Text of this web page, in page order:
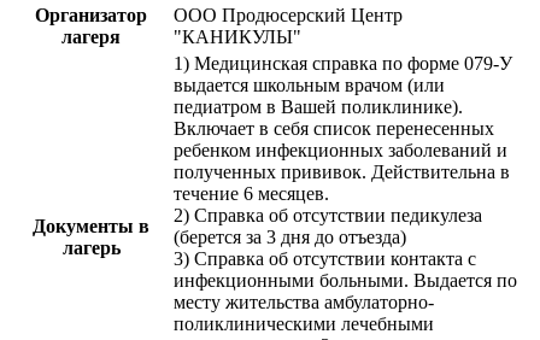
Организатор
лагеря
ООО Продюсерский Центр
"КАНИКУЛЫ"
Документы в
лагерь
1) Медицинская справка по форме 079-У
выдается школьным врачом (или
педиатром в Вашей поликлинике).
Включает в себя список перенесенных
ребенком инфекционных заболеваний и
полученных прививок. Действительна в
течение 6 месяцев.
2) Справка об отсутствии педикулеза
(берется за 3 дня до отъезда)
3) Справка об отсутствии контакта с
инфекционными больными. Выдается по
месту жительства амбулаторно-
поликлиническими лечебными